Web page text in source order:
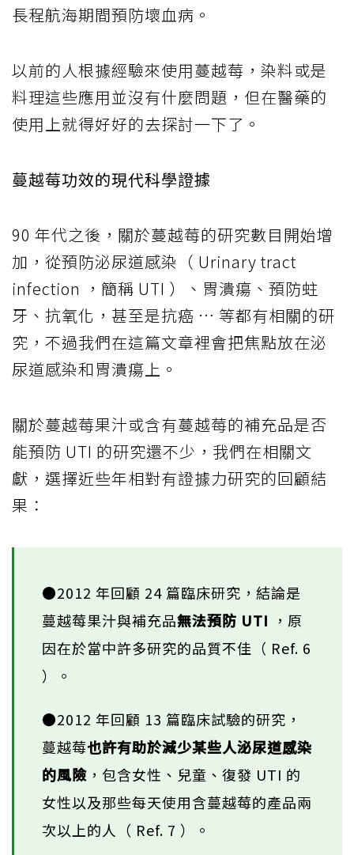
長程航海期間預防壞血病。
以前的人根據經驗來使用蔓越莓，染料或是
料理這些應用並沒有什麼問題，但在醫藥的
使用上就得好好的去探討一下了。
蔓越莓功效的現代科學證據
90 年代之後，關於蔓越莓的研究數目開始增
加，從預防泌尿道感染（ Urinary tract
infection ，簡稱 UTI ）、胃潰瘍、預防蛀
牙、抗氧化，甚至是抗癌 … 等都有相關的研
究，不過我們在這篇文章裡會把焦點放在泌
尿道感染和胃潰瘍上。
關於蔓越莓果汁或含有蔓越莓的補充品是否
能預防 UTI 的研究還不少，我們在相關文
獻，選擇近些年相對有證據力研究的回顧結
果：
●2012 年回顧 24 篇臨床研究，結論是
蔓越莓果汁與補充品無法預防 UTI ，原
因在於當中許多研究的品質不佳（ Ref. 6
）。
●2012 年回顧 13 篇臨床試驗的研究，
蔓越莓也許有助於減少某些人泌尿道感染
的風險 ，包含女性、兒童、復發 UTI 的
女性以及那些每天使用含蔓越莓的產品兩
次以上的人（ Ref. 7 ）。